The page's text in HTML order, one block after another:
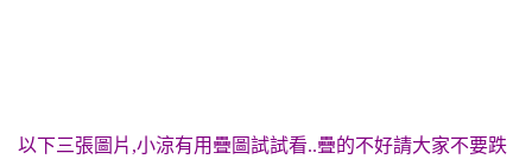
以下三張圖片,小涼有用疊圖試試看..疊的不好請大家不要跌